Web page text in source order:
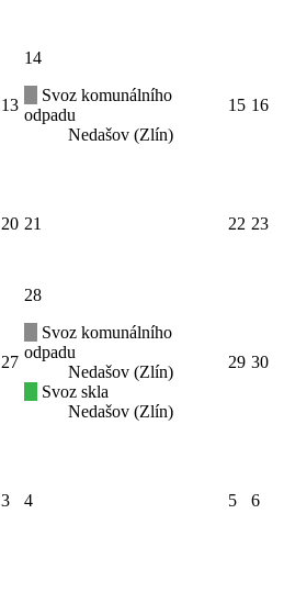
13
14
Svoz komunálního
odpadu
Nedašov (Zlín)
15 16
20 21 22 23
27
28
Svoz komunálního
odpadu
Nedašov (Zlín)
Svoz skla
Nedašov (Zlín)
29 30
3 4 5 6